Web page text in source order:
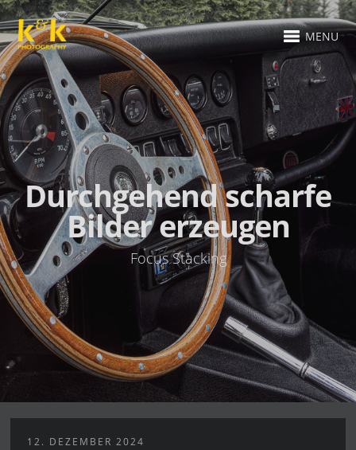
MENU
Durchgehend scharfe
Bilder erzeugen
Focus Stacking
12. DEZEMBER 2024